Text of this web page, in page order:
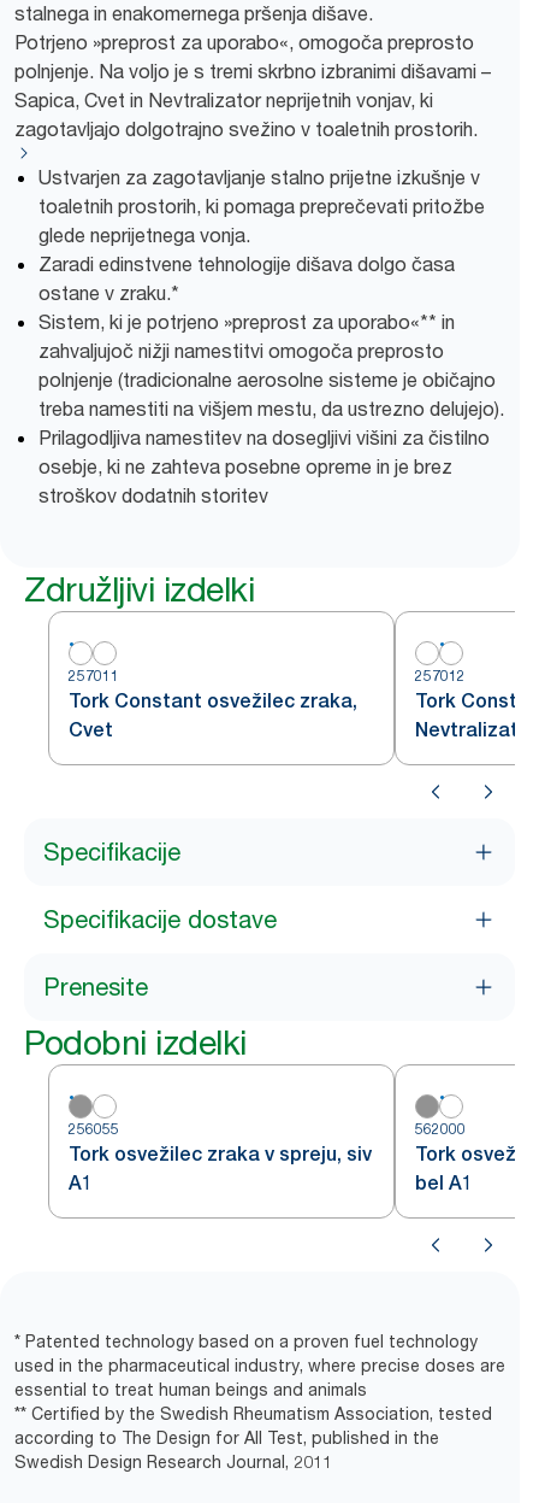
stalnega in enakomernega pršenja dišave.
Potrjeno »preprost za uporabo«, omogoča preprosto
polnjenje. Na voljo je s tremi skrbno izbranimi dišavami –
Sapica, Cvet in Nevtralizator neprijetnih vonjav, ki
zagotavljajo dolgotrajno svežino v toaletnih prostorih.
Ustvarjen za zagotavljanje stalno prijetne izkušnje v
toaletnih prostorih, ki pomaga preprečevati pritožbe
glede neprijetnega vonja.
Zaradi edinstvene tehnologije dišava dolgo časa
ostane v zraku.*
Sistem, ki je potrjeno »preprost za uporabo«** in
zahvaljujoč nižji namestitvi omogoča preprosto
polnjenje (tradicionalne aerosolne sisteme je običajno
treba namestiti na višjem mestu, da ustrezno delujejo).
Prilagodljiva namestitev na dosegljivi višini za čistilno
osebje, ki ne zahteva posebne opreme in je brez
stroškov dodatnih storitev
Združljivi izdelki
257011
Tork Constant osvežilec zraka,
Cvet
257012
Tork
Specifikacije
Specifikacije dostave
Prenesite
Podobni izdelki
256055
Tork osvežilec zraka v spreju, siv
A1
562000
Tork
bel A1
* Patented technology based on a proven fuel technology
used in the pharmaceutical industry, where precise doses are
essential to treat human beings and animals
** Certified by the Swedish Rheumatism Association, tested
according to The Design for All Test, published in the
Swedish Design Research Journal, 2011